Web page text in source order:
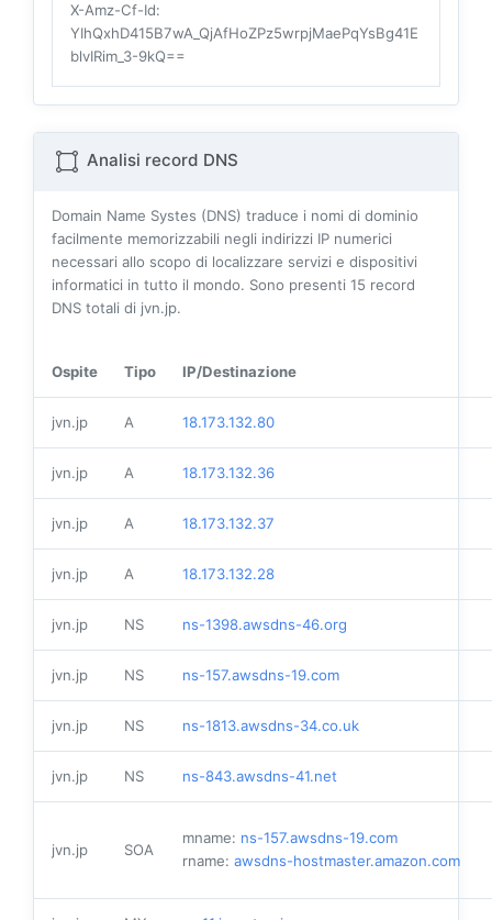
X-Amz-Cf-Id:
YIhQxhD415B7wA_QjAfHoZPz5wrpjMaePqYsBg41E
blvIRim_3-9kQ==
Analisi record DNS
Domain Name Systes (DNS) traduce i nomi di dominio
facilmente memorizzabili negli indirizzi IP numerici
necessari allo scopo di localizzare servizi e dispositivi
informatici in tutto il mondo. Sono presenti 15 record
DNS totali di jvn.jp.
Ospite Tipo IP/Destinazione
jvn.jp A 18.173.132.80
jvn.jp A 18.173.132.36
jvn.jp A 18.173.132.37
jvn.jp A 18.173.132.28
jvn.jp NS ns-1398.awsdns-46.org
jvn.jp NS ns-157.awsdns-19.com
jvn.jp NS ns-1813.awsdns-34.co.uk
jvn.jp NS ns-843.awsdns-41.net
jvn.jp SOA
mname: ns-157.awsdns-19.com
rname: awsdns-hostmaster.amazon.com